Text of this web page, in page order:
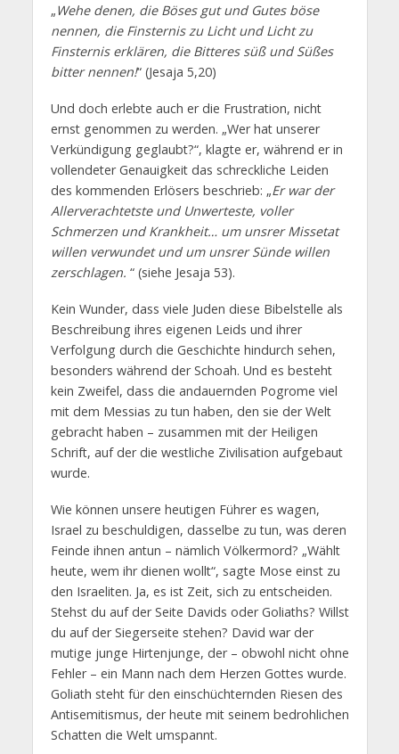
„Wehe denen, die Böses gut und Gutes böse
nennen, die Finsternis zu Licht und Licht zu
Finsternis erklären, die Bitteres süß und Süßes
bitter nennen!“ (Jesaja 5,20)
Und doch erlebte auch er die Frustration, nicht
ernst genommen zu werden. „Wer hat unserer
Verkündigung geglaubt?“, klagte er, während er in
vollendeter Genauigkeit das schreckliche Leiden
des kommenden Erlösers beschrieb: „Er war der
Allerverachtetste und Unwerteste, voller
Schmerzen und Krankheit… um unsrer Missetat
willen verwundet und um unsrer Sünde willen
zerschlagen. “ (siehe Jesaja 53).
Kein Wunder, dass viele Juden diese Bibelstelle als
Beschreibung ihres eigenen Leids und ihrer
Verfolgung durch die Geschichte hindurch sehen,
besonders während der Schoah. Und es besteht
kein Zweifel, dass die andauernden Pogrome viel
mit dem Messias zu tun haben, den sie der Welt
gebracht haben – zusammen mit der Heiligen
Schrift, auf der die westliche Zivilisation aufgebaut
wurde.
Wie können unsere heutigen Führer es wagen,
Israel zu beschuldigen, dasselbe zu tun, was deren
Feinde ihnen antun – nämlich Völkermord? „Wählt
heute, wem ihr dienen wollt“, sagte Mose einst zu
den Israeliten. Ja, es ist Zeit, sich zu entscheiden.
Stehst du auf der Seite Davids oder Goliaths? Willst
du auf der Siegerseite stehen? David war der
mutige junge Hirtenjunge, der – obwohl nicht ohne
Fehler – ein Mann nach dem Herzen Gottes wurde.
Goliath steht für den einschüchternden Riesen des
Antisemitismus, der heute mit seinem bedrohlichen
Schatten die Welt umspannt.